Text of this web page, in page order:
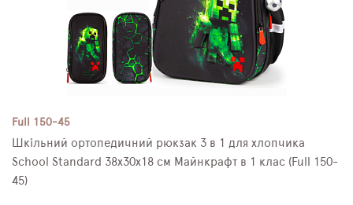
Full 150-45
Шкільний ортопедичний рюкзак 3 в 1 для хлопчика
School Standard 38х30х18 см Майнкрафт в 1 клас (Full 150-
45)